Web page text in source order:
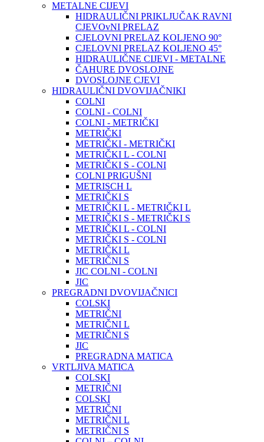
METALNE CIJEVI
HIDRAULIČNI PRIKLJUČAK RAVNI
CJEVOvNI PRELAZ
CJELOVNI PRELAZ KOLJENO 90°
CJELOVNI PRELAZ KOLJENO 45°
HIDRAULIČNE CIJEVI - METALNE
ČAHURE DVOSLOJNE
DVOSLOJNE CJEVI
HIDRAULIČNI DVOVIJAČNIKI
COLNI
COLNI - COLNI
COLNI - METRIČKI
METRIČKI
METRIČKI - METRIČKI
METRIČKI L - COLNI
METRIČKI S - COLNI
COLNI PRIGUŠNI
METRISCH L
METRIČKI S
METRIČKI L - METRIČKI L
METRIČKI S - METRIČKI S
METRIČKI L - COLNI
METRIČKI S - COLNI
METRIČKI L
METRIČNI S
JIC COLNI - COLNI
JIC
PREGRADNI DVOVIJAČNICI
COLSKI
METRIČNI
METRIČNI L
METRIČNI S
JIC
PREGRADNA MATICA
VRTLJIVA MATICA
COLSKI
METRIČNI
COLSKI
METRIČNI
METRIČNI L
METRIČNI S